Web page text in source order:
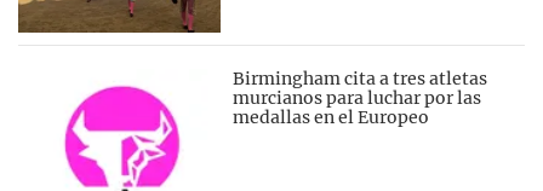
Birmingham cita a tres atletas
murcianos para luchar por las
medallas en el Europeo